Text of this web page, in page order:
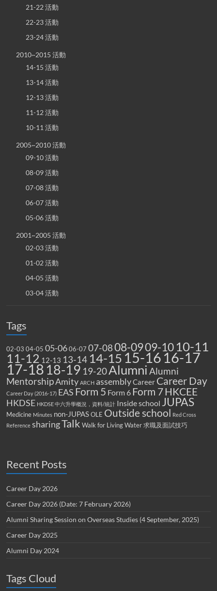
21-22 活動
22-23 活動
23-24 活動
2010~2015 活動
14-15 活動
13-14 活動
12-13 活動
11-12 活動
10-11 活動
2005~2010 活動
09-10 活動
08-09 活動
07-08 活動
06-07 活動
05-06 活動
2001~2005 活動
02-03 活動
01-02 活動
04-05 活動
03-04 活動
Tags
02-03 04-05 05-06 06-07 07-0808-0909-10 10-11
11-12 12-13 13-14 14-15 15-16 16-17
17-18 18-19 19-20Alumni Alumni
MentorshipAmity ARCH assemblyCareer Career Day
Career Day (2016-17) EAS Form 5 Form 6 Form 7HKCEE
HKDSE HKDSE 中六升學概況，資料/統計 Inside school JUPAS
Medicine Minutes non-JUPAS OLE Outside school Red Cross
Reference sharingTalk Walk for Living Water 求職及面試技巧
Recent Posts
Career Day 2026
Career Day 2026 (Date: 7 February 2026)
Alumni Sharing Session on Overseas Studies (4 September, 2025)
Career Day 2025
Alumni Day 2024
Tags Cloud